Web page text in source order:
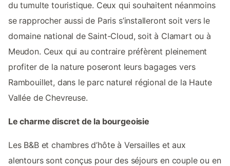
du tumulte touristique. Ceux qui souhaitent néanmoins
se rapprocher aussi de Paris s’installeront soit vers le
domaine national de Saint-Cloud, soit à Clamart ou à
Meudon. Ceux qui au contraire préfèrent pleinement
profiter de la nature poseront leurs bagages vers
Rambouillet, dans le parc naturel régional de la Haute
Vallée de Chevreuse.
Le charme discret de la bourgeoisie
Les B&B et chambres d’hôte à Versailles et aux
alentours sont conçus pour des séjours en couple ou en